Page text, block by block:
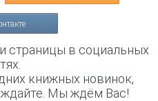
страницы в социальных
книжных новинок,
Мы ждём Вас!